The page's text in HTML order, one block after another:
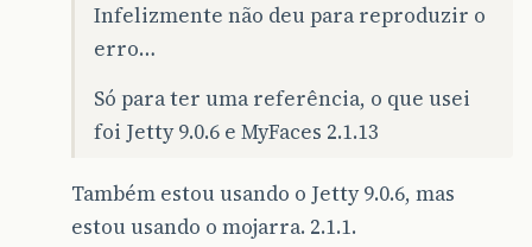
Infelizmente não deu para reproduzir o
erro…
Só para ter uma referência, o que usei
foi Jetty 9.0.6 e MyFaces 2.1.13
Também estou usando o Jetty 9.0.6, mas
estou usando o mojarra. 2.1.1.